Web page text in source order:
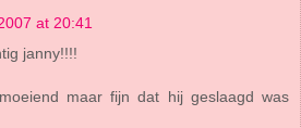
at 20:41
janny!!!!
maar fijn dat hij geslaagd was